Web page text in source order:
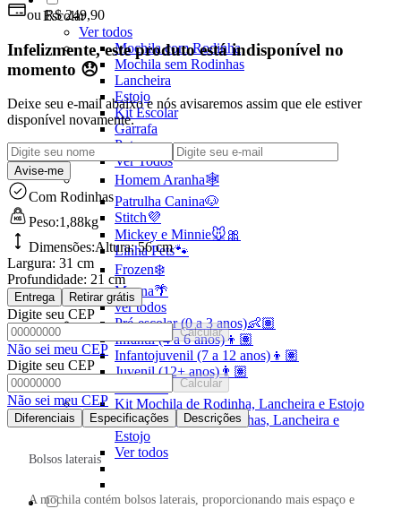
Escolar
Ver todos
Mochila com Rodinha
Mochila sem Rodinhas
Lancheira
Estojo
Kit Escolar
Garrafa
Potes
Ver Todos
Homem Aranha🕸️
Patrulha Canina🐶
Stitch💜
Mickey e Minnie🐭🎀
Linha Pets🐾
Frozen❄️
Moana🌴
ver todos
Pré-escolar (0 a 3 anos)👶🏽
Infantil (4 a 6 anos)👦🏽
Infantojuvenil (7 a 12 anos)👦🏽
Juvenil (12+ anos)👨🏽
Kit Mochila de Rodinha, Lancheira e Estojo
Kit Mochila sem Rodinhas, Lancheira e
Estojo
Ver todos
ouR$ 249,90
Infelizmente, este produto está indisponível no
momento 😞
Deixe seu e-mail abaixo e nós avisaremos assim que ele estiver
disponível novamente.
Avise-me
Com Rodinhas
Peso:1,88kg
Dimensões:Altura: 56 cm
Largura: 31 cm
Profundidade: 21 cm
Entrega Retirar grátis
Digite seu CEP
Calcular
Não sei meu CEP
Digite seu CEP
Calcular
Não sei meu CEP
Diferenciais Especificações Descrições
Bolsos laterais
A mochila contém bolsos laterais, proporcionando mais espaço e